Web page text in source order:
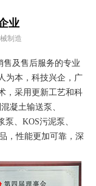
业
制造
售及售后服务的专业
为本，科技兴企，广
，采用更新工艺和科
凝土输送泵、
、KOS污泥泵、
，性能更加可靠，深